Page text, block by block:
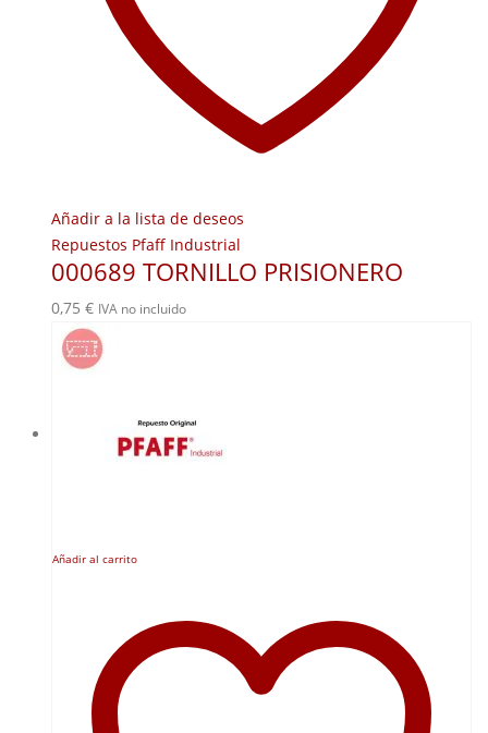
Añadir a la lista de deseos
Repuestos Pfaff Industrial
000689 TORNILLO PRISIONERO
0,75 € IVA no incluido
Añadir al carrito